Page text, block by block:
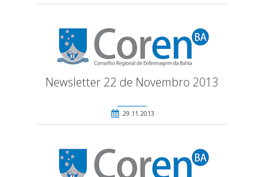
Newsletter 22 de Novembro 2013
29.11.2013